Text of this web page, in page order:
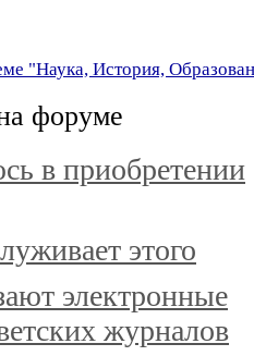
"Наука, История,
форуме
в приобретении
этого
электронные
журналов